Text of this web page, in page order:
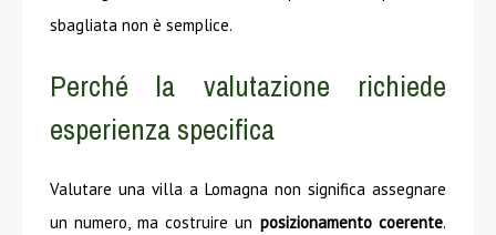
sbagliata non è semplice.
Perché la valutazione richiede
esperienza specifica
Valutare una villa a Lomagna non significa assegnare
un numero, ma costruire un posizionamento coerente.